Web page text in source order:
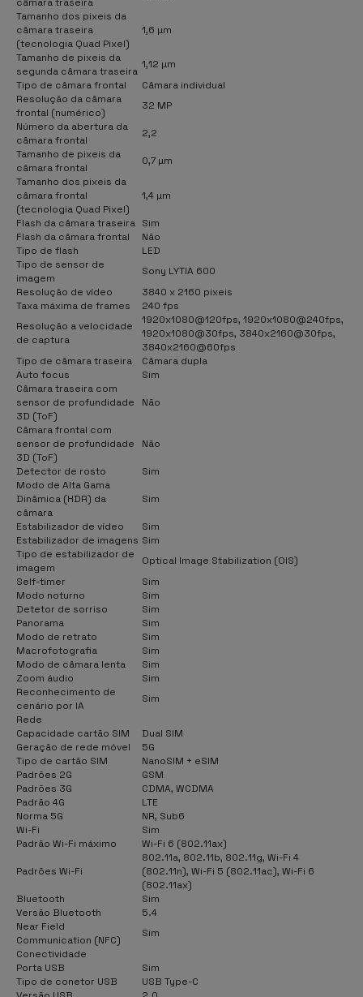
Tamanho dos pixeis da
câmara traseira
(tecnologia Quad Pixel)
1,6 µm
Tamanho de pixeis da
segunda câmara traseira
1,12 µm
Tipo de câmara frontal
Câmara individual
Resolução da câmara
frontal (numérico)
32 MP
Número da abertura da
câmara frontal
2,2
Tamanho de pixeis da
câmara frontal
0,7 µm
Tamanho dos pixeis da
câmara frontal
(tecnologia Quad Pixel)
1,4 µm
Flash da câmara traseira Sim
Flash da câmara frontal
Não
Tipo de flash
LED
Tipo de sensor de
imagem
Sony LYTIA 600
Resolução de vídeo
3840 x 2160 pixeis
Taxa máxima de frames
240 fps
Resolução a velocidade
de captura
1920x1080@120fps, 1920x1080@240fps,
1920x1080@30fps, 3840x2160@30fps,
3840x2160@60fps
Tipo de câmara traseira
Câmara dupla
Auto focus
Sim
Câmara traseira com
sensor de profundidade
3D (ToF)
Não
Câmara frontal com
sensor de profundidade
3D (ToF)
Não
Detector de rosto
Sim
Modo de Alta Gama
Dinâmica (HDR) da
câmara
Sim
Estabilizador de vídeo
Sim
Estabilizador de imagens Sim
Tipo de estabilizador de
imagem
Optical Image Stabilization (OIS)
Self-timer
Sim
Modo noturno
Sim
Detetor de sorriso
Sim
Panorama
Sim
Modo de retrato
Sim
Macrofotografia
Sim
Modo de câmara lenta
Sim
Zoom áudio
Sim
Reconhecimento de
cenário por IA
Sim
Rede
Capacidade cartão SIM
Dual SIM
Geração de rede móvel
5G
Tipo de cartão SIM
NanoSIM + eSIM
Padrões 2G
GSM
Padrões 3G
CDMA, WCDMA
Padrão 4G
LTE
Norma 5G
NR, Sub6
Wi-Fi
Sim
Padrão Wi-Fi máximo
Wi-Fi 6 (802.11ax)
Padrões Wi-Fi
802.11a, 802.11b, 802.11g, Wi-Fi 4
(802.11n), Wi-Fi 5 (802.11ac), Wi-Fi 6
(802.11ax)
Bluetooth
Sim
Versão Bluetooth
5.4
Near Field
Communication (NFC)
Sim
Conectividade
Porta USB
Sim
Tipo de conetor USB
USB Type-C